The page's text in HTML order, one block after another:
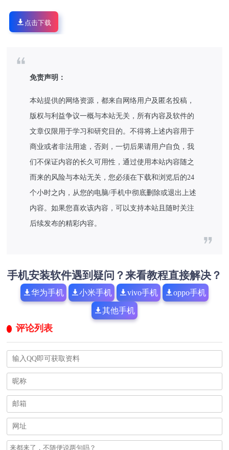
点击下载
免责声明：
本站提供的网络资源，都来自网络用户及匿名投稿，
版权与利益争议一概与本站无关，所有内容及软件的
文章仅限用于学习和研究目的。不得将上述内容用于
商业或者非法用途，否则，一切后果请用户自负，我
们不保证内容的长久可用性，通过使用本站内容随之
而来的风险与本站无关，您必须在下载和浏览后的24
个小时之内，从您的电脑/手机中彻底删除或退出上述
内容。如果您喜欢该内容，可以支持本站且随时关注
后续发布的精彩内容。
手机安装软件遇到疑问？来看教程直接解决？
华为手机 小米手机 vivo手机 oppo手机
其他手机
评论列表